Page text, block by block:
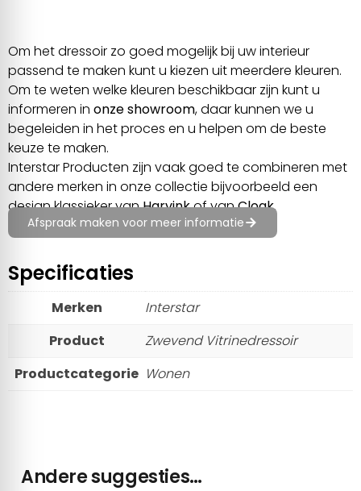
Om het dressoir zo goed mogelijk bij uw interieur
passend te maken kunt u kiezen uit meerdere kleuren.
Om te weten welke kleuren beschikbaar zijn kunt u
informeren in onze showroom, daar kunnen we u
begeleiden in het proces en u helpen om de beste
keuze te maken.
Interstar Producten zijn vaak goed te combineren met
andere merken in onze collectie bijvoorbeeld een
design klassieker vanHarvinkof vanCloak.
Afspraak maken voor meer informatie
Specificaties
Merken
Interstar
Product
Zwevend Vitrinedressoir
Productcategorie Wonen
Andere suggesties…